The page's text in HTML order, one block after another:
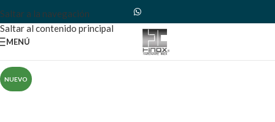
Saltar a la navegación
Saltar al contenido principal
MENÚ
NUEVO